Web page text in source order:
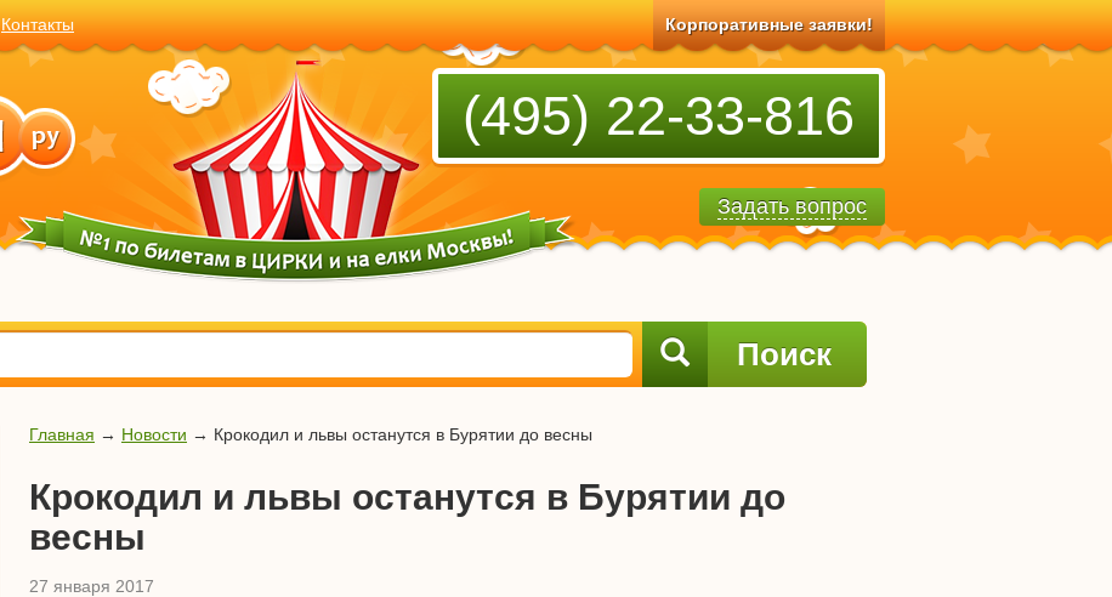
Контакты Корпоративные заявки!
(495) 22-33-816
Задать вопрос
Поиск
Главная → Новости → Крокодил и львы останутся в Бурятии до весны
Крокодил и львы останутся в Бурятии до
весны
27 января 2017